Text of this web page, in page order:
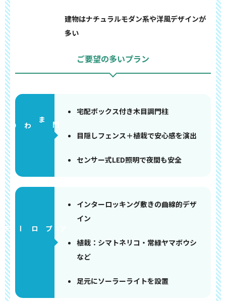
建物はナチュラルモダン系や洋風デザインが
多い
ご要望の多いプラン
門まわり
宅配ボックス付き木目調門柱
目隠しフェンス＋植栽で安心感を演出
センサー式LED照明で夜間も安全
アプローチ
インターロッキング敷きの曲線的デザ
イン
植栽：シマトネリコ・常緑ヤマボウシ
など
足元にソーラーライトを設置